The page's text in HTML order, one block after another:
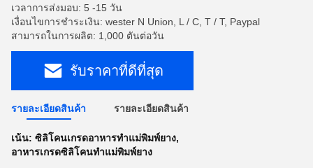
เวลาการส่งมอบ: 5 -15 วัน
เงื่อนไขการชำระเงิน: wester N Union, L / C, T / T, Paypal
สามารถในการผลิต: 1,000 ตันต่อวัน
รับราคาที่ดีที่สุด
รายละเอียดสินค้า รายละเอียดสินค้า
เน้น: ซิลิโคนเกรดอาหารทำแม่พิมพ์ยาง,
อาหารเกรดซิลิโคนทำแม่พิมพ์ยาง